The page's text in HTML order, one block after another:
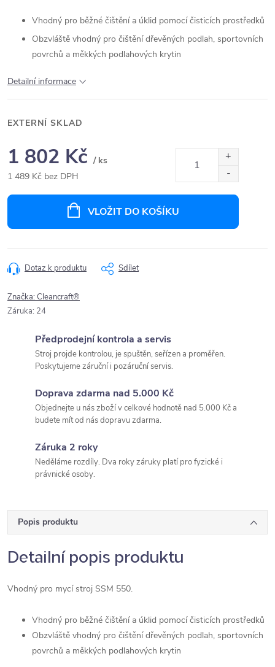
Vhodný pro běžné čištění a úklid pomocí čisticích prostředků
Obzvláště vhodný pro čištění dřevěných podlah, sportovních
povrchů a měkkých podlahových krytin
Detailní informace
EXTERNÍ SKLAD
1 802 Kč / ks
1 489 Kč bez DPH
VLOŽIT DO KOŠÍKU
Dotaz k produktu Sdílet
Značka:Cleancraft®
Záruka: 24
Předprodejní kontrola a servis
Stroj projde kontrolou, je spuštěn, seřízen a proměřen.
Poskytujeme záruční i pozáruční servis.
Doprava zdarma nad 5.000 Kč
Objednejte u nás zboží v celkové hodnotě nad 5.000 Kč a
budete mít od nás dopravu zdarma.
Záruka 2 roky
Neděláme rozdíly. Dva roky záruky platí pro fyzické i
právnické osoby.
Popis produktu
Detailní popis produktu
Vhodný pro mycí stroj SSM 550.
Vhodný pro běžné čištění a úklid pomocí čisticích prostředků
Obzvláště vhodný pro čištění dřevěných podlah, sportovních
povrchů a měkkých podlahových krytin